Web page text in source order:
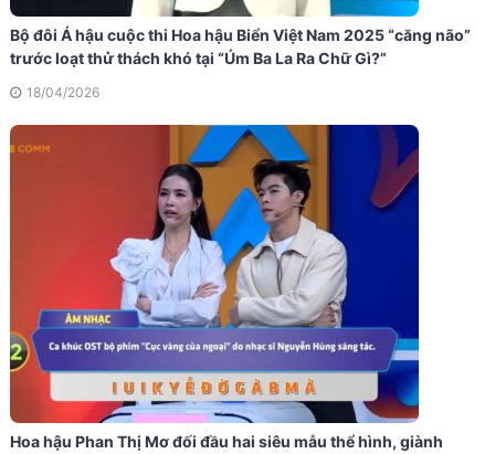
Bộ đôi Á hậu cuộc thi Hoa hậu Biển Việt Nam 2025 “căng não”
trước loạt thử thách khó tại “Úm Ba La Ra Chữ Gì?”
18/04/2026
Hoa hậu Phan Thị Mơ đối đầu hai siêu mẫu thể hình, giành